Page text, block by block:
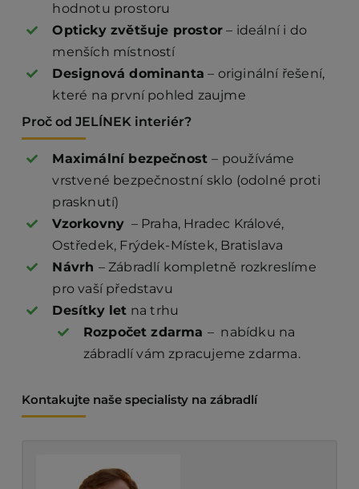
hodnotu prostoru
Opticky zvětšuje prostor – ideální i do
menších místností
Designová dominanta – originální řešení,
které na první pohled zaujme
Proč od JELÍNEK interiér?
Maximální bezpečnost– používáme
vrstvené bezpečnostní sklo (odolné proti
prasknutí)
Vzorkovny – Praha, Hradec Králové,
Ostředek, Frýdek-Místek, Bratislava
Návrh – Zábradlí kompletně rozkreslíme
pro vaší představu
Desítky let na trhu
Rozpočet zdarma – nabídku na
zábradlí vám zpracujeme zdarma.
Kontakujte naše specialisty na zábradlí